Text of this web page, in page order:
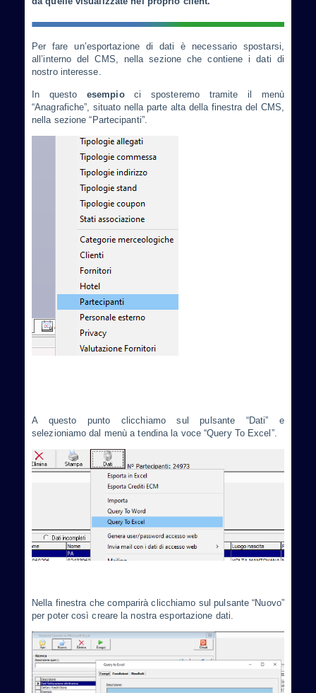
Per fare un’esportazione di dati è necessario spostarsi,
all’interno del CMS, nella sezione che contiene i dati di
nostro interesse.
In questo esempioci sposteremo tramite il menù
“Anagrafiche”, situato nella parte alta della finestra del CMS,
nella sezione “Partecipanti”.
A questo punto clicchiamo sul pulsante “Dati” e
selezioniamo dal menù a tendina la voce “Query To Excel”.
Nella finestra che comparirà clicchiamo sul pulsante “Nuovo”
per poter così creare la nostra esportazione dati.